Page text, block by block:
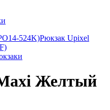
524K)Рюкзак Upixel
Желтый